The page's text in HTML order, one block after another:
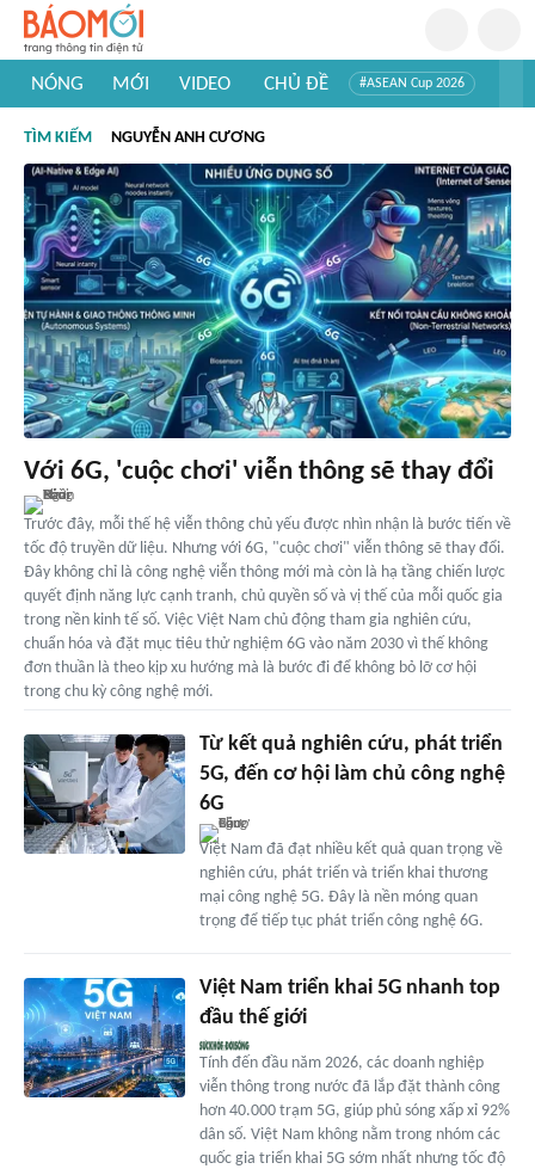
NÓNG MỚI VIDEO CHỦ ĐỀ #ASEAN Cup 2026
#Khám phá thế giới
TÌM KIẾM NGUYỄN ANH CƯƠNG
Với 6G, 'cuộc chơi' viễn thông sẽ thay đổi
Trước đây, mỗi thế hệ viễn thông chủ yếu được nhìn nhận là bước tiến về
tốc độ truyền dữ liệu. Nhưng với 6G, "cuộc chơi" viễn thông sẽ thay đổi.
Đây không chỉ là công nghệ viễn thông mới mà còn là hạ tầng chiến lược
quyết định năng lực cạnh tranh, chủ quyền số và vị thế của mỗi quốc gia
trong nền kinh tế số. Việc Việt Nam chủ động tham gia nghiên cứu,
chuẩn hóa và đặt mục tiêu thử nghiệm 6G vào năm 2030 vì thế không
đơn thuần là theo kịp xu hướng mà là bước đi để không bỏ lỡ cơ hội
trong chu kỳ công nghệ mới.
Từ kết quả nghiên cứu, phát triển
5G, đến cơ hội làm chủ công nghệ
6G
Việt Nam đã đạt nhiều kết quả quan trọng về
nghiên cứu, phát triển và triển khai thương
mại công nghệ 5G. Đây là nền móng quan
trọng để tiếp tục phát triển công nghệ 6G.
Việt Nam triển khai 5G nhanh top
đầu thế giới
Tính đến đầu năm 2026, các doanh nghiệp
viễn thông trong nước đã lắp đặt thành công
hơn 40.000 trạm 5G, giúp phủ sóng xấp xỉ 92%
dân số. Việt Nam không nằm trong nhóm các
quốc gia triển khai 5G sớm nhất nhưng tốc độ